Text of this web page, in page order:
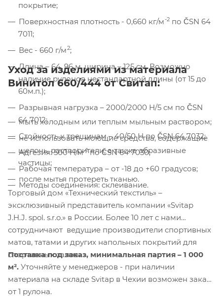
покрытие;
Поверхностная плотность - 0,660 кг/м-2 по ČSN 64
7011;
Вес - 660 г/м2;
Длина – 64, 96 м, ширина – 125 см. Возможно
наличие рулонов нестандартной длины (от 15 до
60м.п.);
Разрывная нагрузка – 2000/2000 Н/5 см по ČSN
64 7012;
Стойкость к трещинам – 40/50 Н по ČSN 64 7032;
Адгезия: 500 Н/м-1по ČSN 64 7030;
Рабочая температура – от -18 до +60 градусов;
Методы соединения: склеивание.
Уход за изделиями из материала
Винитол 660/444 от Свитап:
мыть холодным или теплым мыльным раствором;
не использовать моющие средства, содержащие
щелочь, растворители, а также абразивные
частицы;
после мытья протереть тканью.
Торговый дом «Технический текстиль» –
эксклюзивный представитель компании «Svitap
J.H.J. spol. s.r.o.» в России. Более 10 лет с нами
сотрудничают ведущие производители спортивных
матов, татами и других напольных покрытий для
спортивных залов.
Поставка под заказ, минимальная партия – 1 000
м². Уточняйте у менеджеров - при наличии
материала на складе Svitap в Чехии возможен заказ
от 1 рулона.
Компания «Торговый Дом Технический
Текстиль» использует cookie-файлы и
обрабатывает персональные данные с
улучшает работу сайта и
взаимодействие с ним. Подробнее - в
Политике. Подтвердите ваше согласие,
нажав кнопку "Принять".
Принять